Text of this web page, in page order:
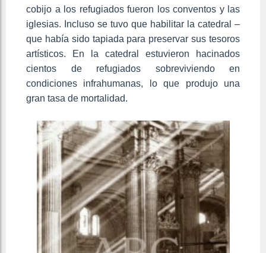
cobijo a los refugiados fueron los conventos y las
iglesias. Incluso se tuvo que habilitar la catedral –
que había sido tapiada para preservar sus tesoros
artísticos. En la catedral estuvieron hacinados
cientos de refugiados sobreviviendo en
condiciones infrahumanas, lo que produjo una
gran tasa de mortalidad.